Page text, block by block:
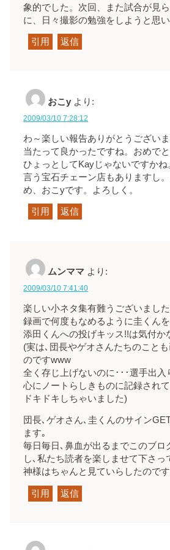
象的でした。次回、また試合が見
に、日々撮影の勉強をしようと思い
引用 返信
おこy より:
2009/03/10 7:28:12
わ～楽しい報告ありがとうござい
当たって良かったですね。おめで
ひょっとしてKayじゃないですか
言う宝石チェーン店もありますし
め、おこyです。よろしく。
引用 返信
ムンママ より:
2009/03/10 7:41:40
楽しい小ネタ集有難うございました
録画で何度もなめるように圭くん
添田くんへの投げキッス!!は気付か
(実は､団長やゲオさんたちのこと
のですwww
全く存じ上げないのに･･･選手出
心にノートらしきものに記録され
ドキドキしちゃいました)
団長､ゲオさん､圭くんのサイン
ます｡
毎日毎日､鼻血が出るまでこのブロ
し､私たち読者を楽しませて下さっ
神様はちゃんと見ていらしたので
引用 返信